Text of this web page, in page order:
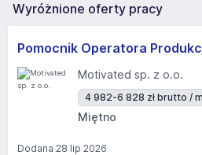
Wyróżnione oferty pracy
Pomocnik Operatora
Motivated sp. z o.o.
4 982-6 828 zł brutto /
Miętno
Dodana 28 lip 2026